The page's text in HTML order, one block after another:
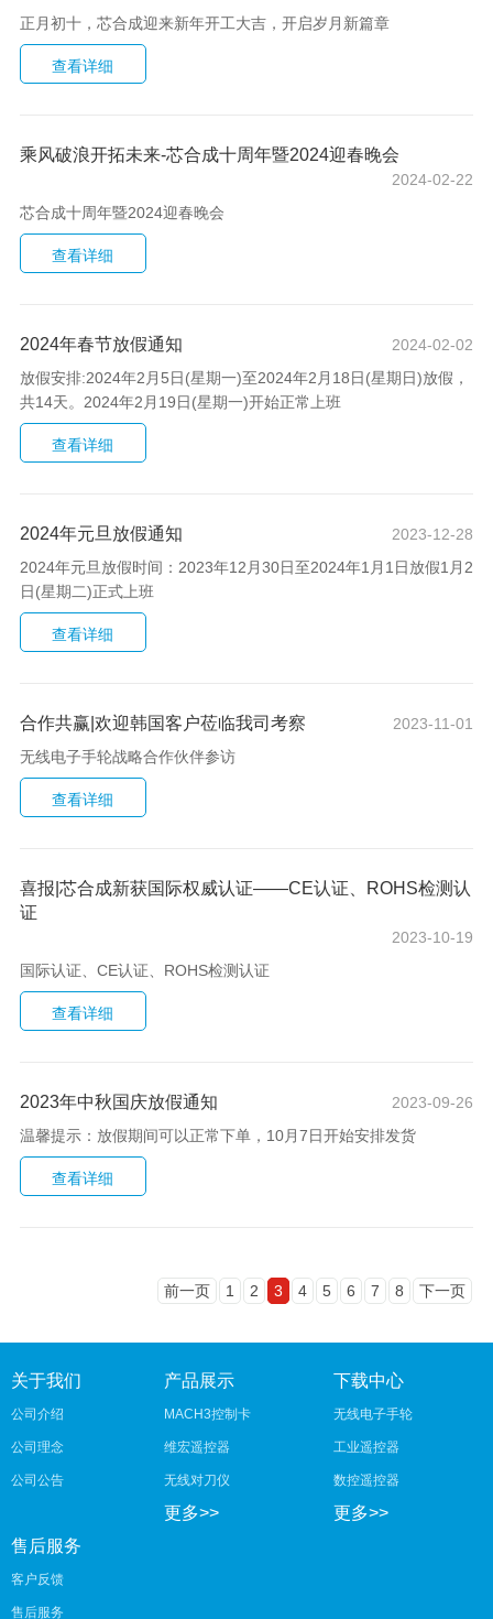
正月初十，芯合成迎来新年开工大吉，开启岁月新篇章
乘风破浪开拓未来-芯合成十周年暨2024迎春晚会
2024-02-22
芯合成十周年暨2024迎春晚会
2024年春节放假通知
2024-02-02
放假安排:2024年2月5日(星期一)至2024年2月18日(星期日)放假，
共14天。2024年2月19日(星期一)开始正常上班
2024年元旦放假通知
2023-12-28
2024年元旦放假时间：2023年12月30日至2024年1月1日放假1月2
日(星期二)正式上班
合作共赢|欢迎韩国客户莅临我司考察
2023-11-01
无线电子手轮战略合作伙伴参访
喜报|芯合成新获国际权威认证——CE认证、ROHS检测认
证
2023-10-19
国际认证、CE认证、ROHS检测认证
2023年中秋国庆放假通知
2023-09-26
温馨提示：放假期间可以正常下单，10月7日开始安排发货
前一页 1 2 3 4 5 6 7 8 下一页
关于我们
公司介绍
公司理念
公司公告
产品展示
MACH3控制卡
维宏遥控器
无线对刀仪
更多>>
下载中心
无线电子手轮
工业遥控器
数控遥控器
更多>>
售后服务
客户反馈
售后服务